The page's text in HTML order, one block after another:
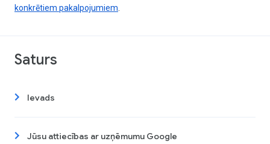
konkrētiem pakalpojumiem
Saturs
Ievads
Jūsu attiecības ar uzņēmumu Google